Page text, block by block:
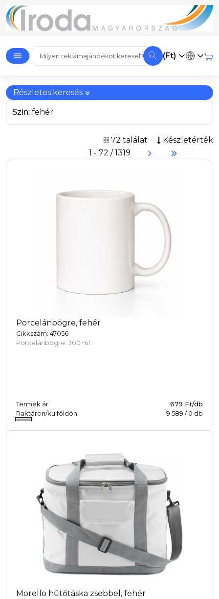
(Ft)
Részletes keresés
Szín: fehér
72 találat
Készletérték
1 - 72 / 1319
Porcelánbögre, fehér
Cikkszám: 47056
Porcelánbögre. 300 ml.
Termék ár
679 Ft/db
Raktáron/külföldön
9 589 /0 db
Morello hűtőtáska zsebbel, fehér